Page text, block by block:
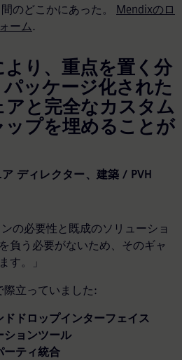
のどこかにあった。 Mendixのロ
ーム.
より、重点を置く分
ッケージ化された
と完全なカスタム
ップを埋めることが
ディレクター、建築 / PVH
の必要性と既成のソリューショ
負う必要がないため、そのギャ
す。」
際立っていました:
ドロップインターフェイス
ションツール
ーティ統合